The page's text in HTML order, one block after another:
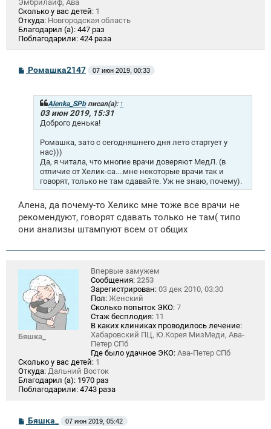
Эмбрилайф, Ава
Сколько у вас детей: 1
Откуда: Новгородская область
Благодарил (а): 447 раз
Поблагодарили: 424 раза
СРомашка2147 07 июн 2019, 00:33
Alenka_SPbписал(а): ↑
03 июн 2019, 15:31
Доброго денька!
Ромашка, зато с сегодняшнего дня лето стартует у
нас)))
Да, я читала, что многие врачи доверяют МедЛ. (в
отличие от Хелик-са....мне некоторые врачи так и
говорят, только не там сдавайте. Уж не знаю, почему).
Алена, да почему-то Хеликс мне тоже все врачи не
рекомендуют, говорят сдавать только не там( типо
они анализы штампуют всем от общих
Бяшка_
Впервые замужем
Сообщения: 2253
Зарегистрирован: 03 дек 2010, 03:30
Пол: Женский
Сколько попыток ЭКО: 7
Стаж бесплодия: 11
В каких клиниках проводилось лечение:
Хабаровский ПЦ, Ю.Корея МизМеди, Ава-
Петер СПб
Где было удачное ЭКО: Ава-Петер СПб
Сколько у вас детей: 1
Откуда: Дальний Восток
Благодарил (а): 1970 раз
Поблагодарили: 4743 раза
СБяшка_ 07 июн 2019, 05:42